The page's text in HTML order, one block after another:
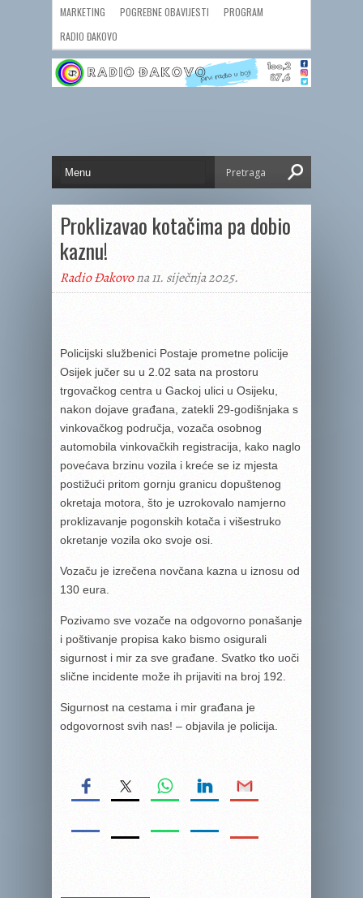
MARKETING POGREBNE OBAVIJESTI
PROGRAM
RADIO ĐAKOVO
Proklizavao kotačima pa dobio
kaznu!
Radio Đakovona 11. siječnja 2025.
Policijski službenici Postaje prometne policije
Osijek jučer su u 2.02 sata na prostoru
trgovačkog centra u Gackoj ulici u Osijeku,
nakon dojave građana, zatekli 29-godišnjaka s
vinkovačkog područja, vozača osobnog
automobila vinkovačkih registracija, kako naglo
povećava brzinu vozila i kreće se iz mjesta
postižući pritom gornju granicu dopuštenog
okretaja motora, što je uzrokovalo namjerno
proklizavanje pogonskih kotača i višestruko
okretanje vozila oko svoje osi.
Vozaču je izrečena novčana kazna u iznosu od
130 eura.
Pozivamo sve vozače na odgovorno ponašanje
i poštivanje propisa kako bismo osigurali
sigurnost i mir za sve građane. Svatko tko uoči
slične incidente može ih prijaviti na broj 192.
Sigurnost na cestama i mir građana je
odgovornost svih nas! – objavila je policija.